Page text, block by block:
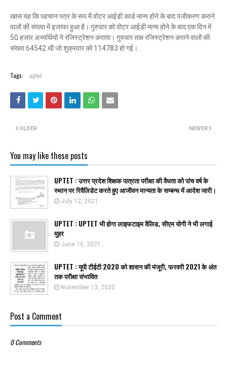
खास यह कि पहचान पत्र के रूप में वोटर आईडी कार्ड मान्य होने के बाद पंजीकरण कराने
वालों की संख्या में इजाफा हुआ है। गुरुवार को वोटर आईडी मान्य होने के बाद एक दिन में
50 हजार अभ्यर्थियों ने रजिस्ट्रेशन कराया। गुरुवार तक रजिस्ट्रेशन कराने वालों की
संख्या 64542 थी जो शुक्रवार को 114783 हो गई।.
Tags: uptet
NEWER
OLDER
You may like these posts
UPTET : उत्तर प्रदेश शिक्षक पात्रता परीक्षा की वैधता को पांच वर्ष के
स्थान पर रिवैलिडेट करते हुए आजीवन मान्यता के सम्बन्ध में आदेश जारी।
July 12, 2021
UPTET : UPTET भी होगा लाइफटाइम वैलिड, सीएम योगी ने भी लगाई
मुहर
June 16, 2021
UPTET : यूपी टीईटी 2020 को शासन की मंजूरी, फरवरी 2021 के अंत
तक परीक्षा संभावित
November 13, 2020
Post a Comment
0 Comments